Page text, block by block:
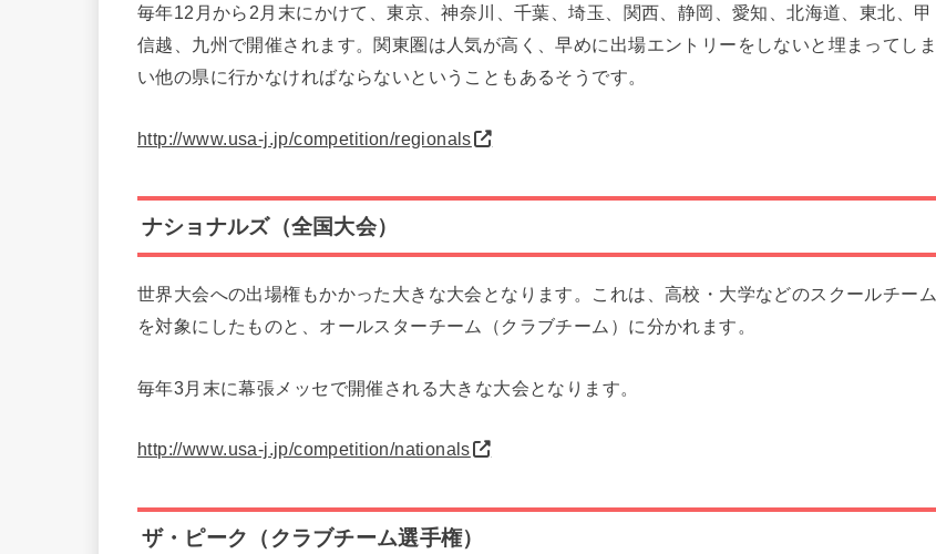
毎年12月から2月末にかけて、東京、神奈川、千葉、埼玉、関西、静岡、愛知、北海道、東北、甲
信越、九州で開催されます。関東圏は人気が高く、早めに出場エントリーをしないと埋まってしま
い他の県に行かなければならないということもあるそうです。
http://www.usa-j.jp/competition/regionals
ナショナルズ（全国大会）
世界大会への出場権もかかった大きな大会となります。これは、高校・大学などのスクールチーム
を対象にしたものと、オールスターチーム（クラブチーム）に分かれます。
毎年3月末に幕張メッセで開催される大きな大会となります。
http://www.usa-j.jp/competition/nationals
ザ・ピーク（クラブチーム選手権）